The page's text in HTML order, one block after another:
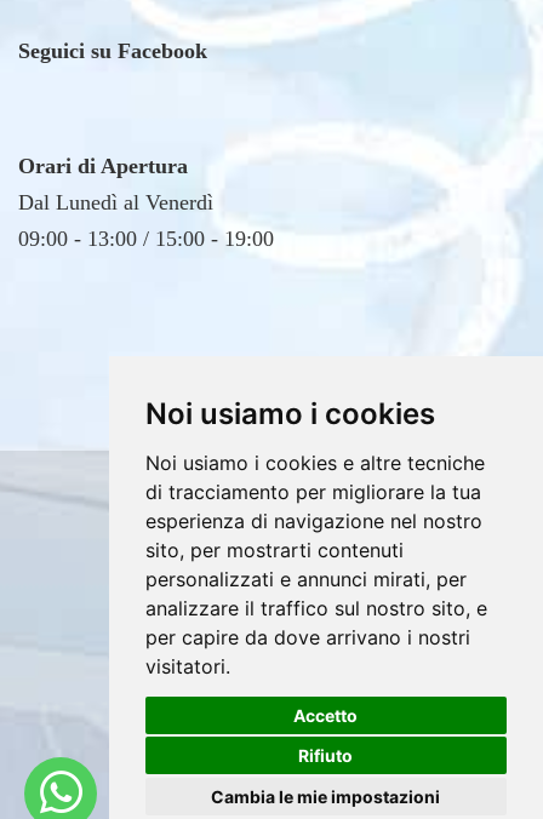
Noi usiamo i cookies
Noi usiamo i cookies e altre tecniche
di tracciamento per migliorare la tua
esperienza di navigazione nel nostro
sito, per mostrarti contenuti
personalizzati e annunci mirati, per
analizzare il traffico sul nostro sito, e
per capire da dove arrivano i nostri
visitatori.
Accetto
Rifiuto
Cambia le mie impostazioni
Seguici su Facebook
Dal Lunedì al Venerdì
09:00 - 13:00 / 15:00 - 19:00
riservati.
Partita Iva: 02607760812 /
Privacy e Cookie Policy
Sito realizzato conClickoso